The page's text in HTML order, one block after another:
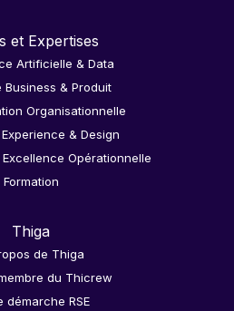
et Expertises
Artificielle & Data
Business & Produit
Organisationnelle
& Design
Opérationnelle
Formation
Thiga
de Thiga
du Thicrew
démarche RSE